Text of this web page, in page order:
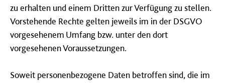
zu erhalten und einem Dritten zur Verfügung zu stellen.
Vorstehende Rechte gelten jeweils im in der DSGVO
vorgesehenem Umfang bzw. unter den dort
vorgesehenen Voraussetzungen.
Soweit personenbezogene Daten betroffen sind, die im